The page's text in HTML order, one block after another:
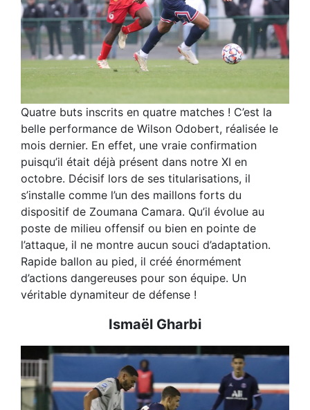
Quatre buts inscrits en quatre matches ! C’est la
belle performance de Wilson Odobert, réalisée le
mois dernier. En effet, une vraie confirmation
puisqu’il était déjà présent dans notre XI en
octobre. Décisif lors de ses titularisations, il
s’installe comme l’un des maillons forts du
dispositif de Zoumana Camara. Qu’il évolue au
poste de milieu offensif ou bien en pointe de
l’attaque, il ne montre aucun souci d’adaptation.
Rapide ballon au pied, il créé énormément
d’actions dangereuses pour son équipe. Un
véritable dynamiteur de défense !
Ismaël Gharbi